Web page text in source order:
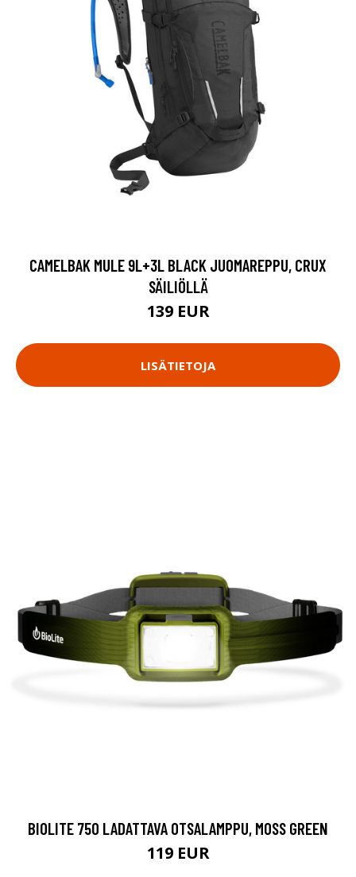
CAMELBAK MULE 9L+3L BLACK JUOMAREPPU, CRUX
SÄILIÖLLÄ
139 EUR
LISÄTIETOJA
BIOLITE 750 LADATTAVA OTSALAMPPU, MOSS GREEN
119 EUR